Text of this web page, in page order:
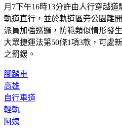
月7下午16時13分許由人行穿越
軌道直行，並於軌道區旁公園離
派員加強巡邏，防範類似情形發
大眾捷運法第50條1項3款，可處
之罰鍰。
腳踏車
高雄
自行車道
輕軌
阿姨